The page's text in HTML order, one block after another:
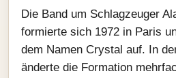
Die Band um Schlagzeuger
formierte sich 1972 in Paris
dem Namen Crystal auf. In
änderte die Formation